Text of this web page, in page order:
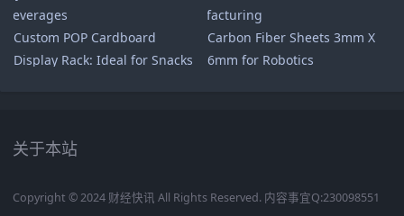
Custom POP Cardboard
Display Rack: Ideal for Snacks
Carbon Fiber Sheets 3mm X
6mm for Robotics
关于本站
Copyright © 2024 财经快讯 All Rights Reserved. 内容事宜Q:230098551